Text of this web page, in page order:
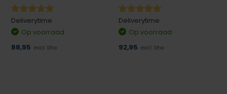
Deliverytime
Op voorraad
88,95 excl. btw
Deliverytime
Op voorraad
92,95 excl. btw